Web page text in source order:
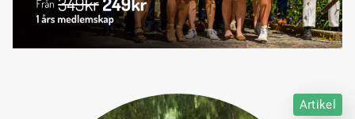
Artikel